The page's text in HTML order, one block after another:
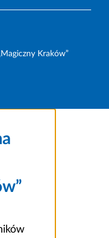
Kraków”